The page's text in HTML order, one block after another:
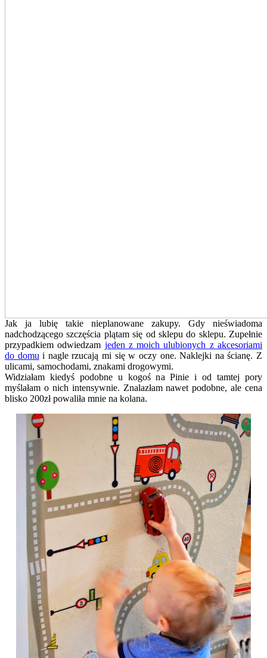
Jak ja lubię takie nieplanowane zakupy. Gdy nieświadoma
nadchodzącego szczęścia plątam się od sklepu do sklepu. Zupełnie
przypadkiem odwiedzam jeden z moich ulubionych z akcesoriami
do domu i nagle rzucają mi się w oczy one. Naklejki na ścianę. Z
ulicami, samochodami, znakami drogowymi.
Widziałam kiedyś podobne u kogoś na Pinie i od tamtej pory
myślałam o nich intensywnie. Znalazłam nawet podobne, ale cena
blisko 200zł powaliła mnie na kolana.